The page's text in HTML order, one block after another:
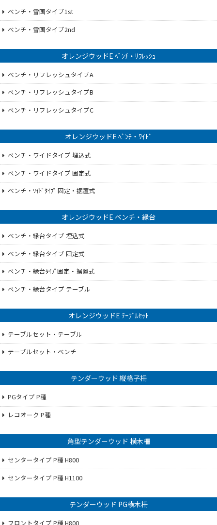
ベンチ・雪国タイプ1st
ベンチ・雪国タイプ2nd
オレンジウッドE ﾍﾞﾝﾁ・ﾘﾌﾚｯｼｭ
ベンチ・リフレッシュタイプA
ベンチ・リフレッシュタイプB
ベンチ・リフレッシュタイプC
オレンジウッドE ﾍﾞﾝﾁ・ﾜｲﾄﾞ
ベンチ・ワイドタイプ 埋込式
ベンチ・ワイドタイプ 固定式
ベンチ・ﾜｲﾄﾞﾀｲﾌﾟ 固定・据置式
オレンジウッドE ベンチ・縁台
ベンチ・縁台タイプ 埋込式
ベンチ・縁台タイプ 固定式
ベンチ・縁台ﾀｲﾌﾟ固定・据置式
ベンチ・縁台タイプ テーブル
オレンジウッドE ﾃｰﾌﾞﾙｾｯﾄ
テーブルセット・テーブル
テーブルセット・ベンチ
テンダーウッド 縦格子柵
PGタイプ P種
レコオーク P種
角型テンダーウッド 横木柵
センタータイプ P種 H800
センタータイプ P種 H1100
テンダーウッド PG横木柵
フロントタイプ P種 H800